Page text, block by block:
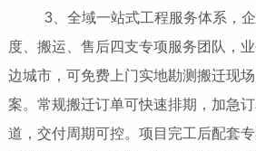
3、全域一站式工程服务体系，企
度、搬运、售后四支专项服务团队，
边城市，可免费上门实地勘测搬迁现
案。常规搬迁订单可快速排期，加急
道，交付周期可控。项目完工后配套